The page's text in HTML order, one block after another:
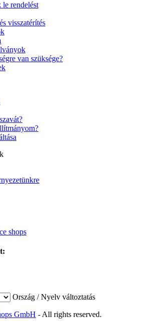
rendelést
visszatérítés
van szüksége?
shops
Ország / Nyelv változtatás
GmbH - All rights reserved.